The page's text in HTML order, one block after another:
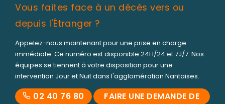
Vous faites face à un décès vers ou
depuis l'Étranger ?
Appelez-nous maintenant pour une prise en charge
immédiate. Ce numéro est disponible 24H/24 et 7J/7. Nos
équipes se tiennent à votre disposition pour une
intervention Jour et Nuit dans l'agglomération Nantaises.
02 40 76 80
FAIRE UNE DEMANDE DE